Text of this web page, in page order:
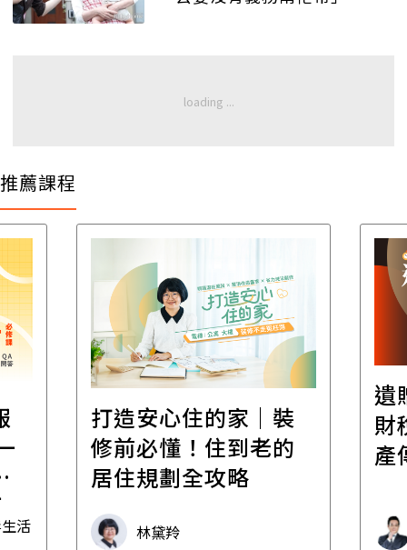
推薦課程
活
打造安心住的家｜裝
修前必懂！住到老的
居住規劃全攻略
林黛羚
遺
財
產